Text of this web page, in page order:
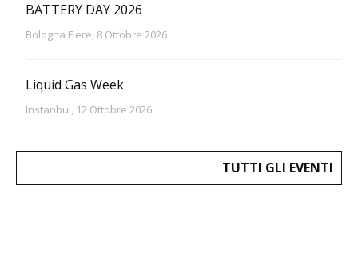
BATTERY DAY 2026
Bologna Fiere, 8 Ottobre 2026
Liquid Gas Week
Instanbul, 12 Ottobre 2026
TUTTI GLI EVENTI